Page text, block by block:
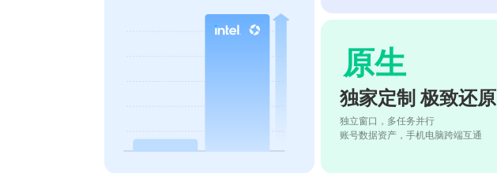
原生
独家定制 极致还原
独立窗口，多任务并行
账号数据资产，手机电脑跨端互通